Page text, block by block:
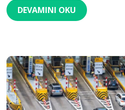
DEVAMINI OKU